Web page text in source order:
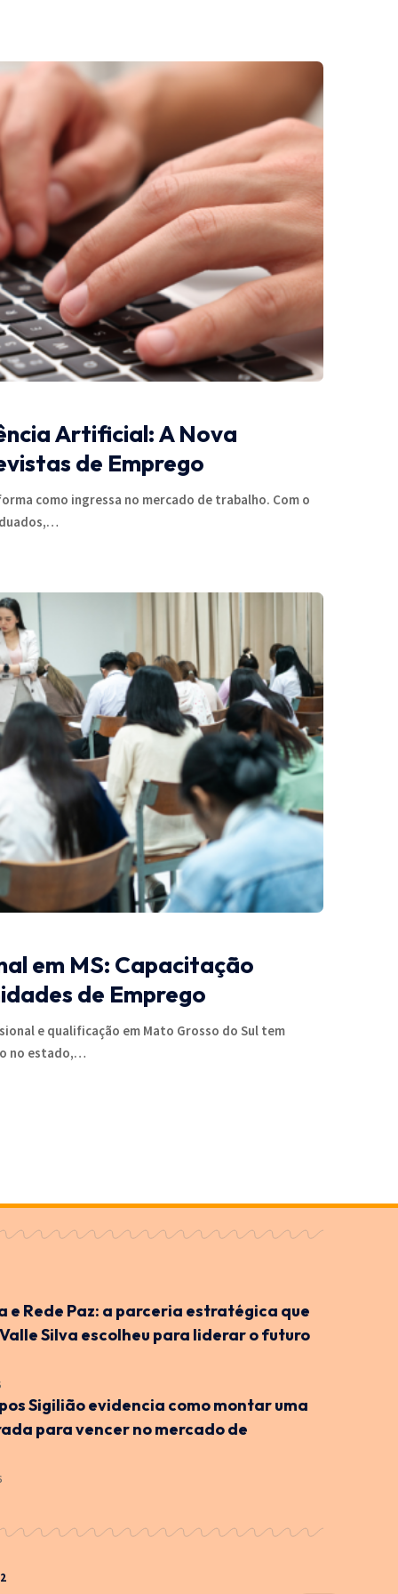
Artificial: A Nova
de Emprego
como ingressa no mercado de trabalho. Com o
em MS: Capacitação
de Emprego
e qualificação em Mato Grosso do Sul tem
no estado,…
e Rede Paz: a parceria estratégica que
Silva escolheu para liderar o futuro
Sigilião evidencia como montar uma
para vencer no mercado de